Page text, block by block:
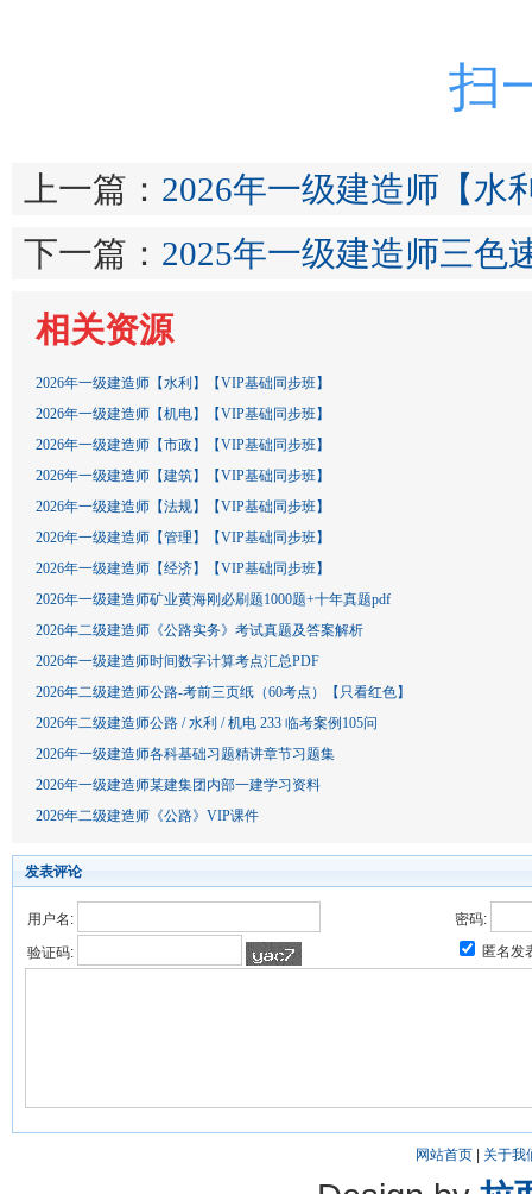
扫
上一篇： 2026年一级建造师【水
下一篇： 2025年一级建造师三色
相关资源
2026年一级建造师【水利】【VIP基础同步班】
2026年一级建造师【机电】【VIP基础同步班】
2026年一级建造师【市政】【VIP基础同步班】
2026年一级建造师【建筑】【VIP基础同步班】
2026年一级建造师【法规】【VIP基础同步班】
2026年一级建造师【管理】【VIP基础同步班】
2026年一级建造师【经济】【VIP基础同步班】
2026年一级建造师矿业黄海刚必刷题1000题+十年真题pdf
2026年二级建造师《公路实务》考试真题及答案解析
2026年一级建造师时间数字计算考点汇总PDF
2026年二级建造师公路-考前三页纸（60考点）【只看红色】
2026年二级建造师公路 / 水利 / 机电 233 临考案例105问
2026年一级建造师各科基础习题精讲章节习题集
2026年一级建造师某建集团内部一建学习资料
2026年二级建造师《公路》VIP课件
发表评论
用户名:
密码:
验证码:
匿名发
网站首页| 关于我